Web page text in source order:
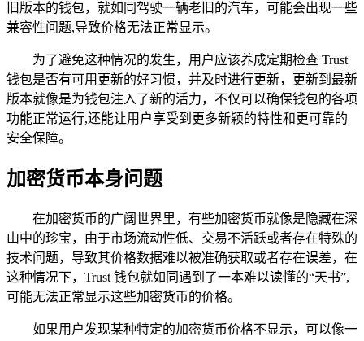
旧版本的钱包，就如同驾驶一辆老旧的汽车，可能会出现一些
兼容性问题,导致价格无法正常显示。
为了避免这种情况的发生，用户应该养成定期检查 Trust
钱包是否有可用更新的好习惯，并及时进行更新，更新到最新
版本就像是为钱包注入了新的活力，不仅可以确保钱包的各项
功能正常运行,还能让用户享受到更多新颖的特性和更可靠的
安全保障。
加密货币本身问题
在加密货币的广阔世界里，有些加密货币就像是隐藏在深
山中的珍宝，由于市场流动性低、交易不活跃或者存在特殊的
技术问题，导致其价格数据难以被准确获取或者存在误差，在
这种情况下，Trust 钱包就如同遇到了一本难以读懂的“天书”,
可能无法正常显示这些加密货币的价格。
如果用户发现某种特定的加密货币价格不显示，可以像一